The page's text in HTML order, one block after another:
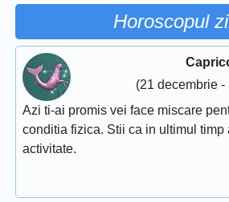
Horoscopul
(21 decembrie
Azi ti-ai promis vei face miscare
conditia fizica. Stii ca in ultimul timp
activitate.